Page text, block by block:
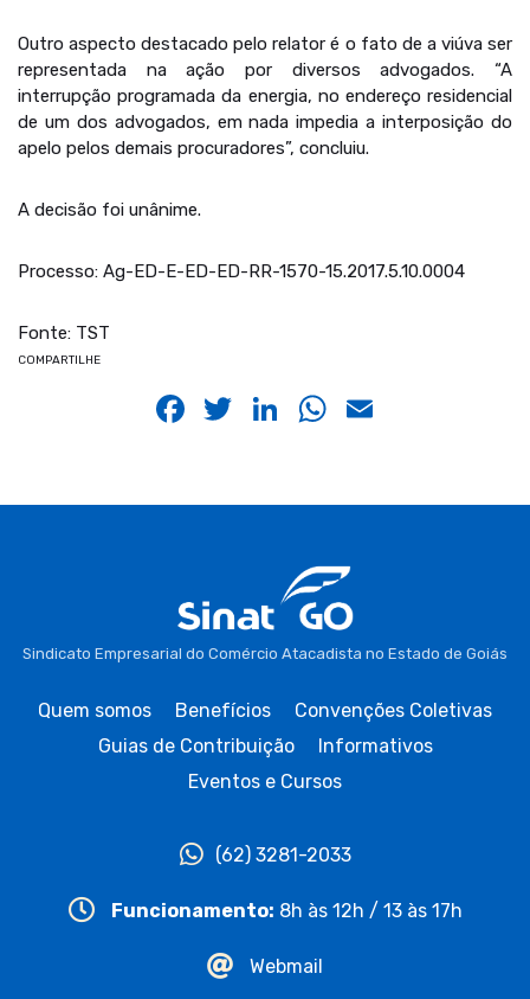
Outro aspecto destacado pelo relator é o fato de a viúva ser
representada na ação por diversos advogados. “A
interrupção programada da energia, no endereço residencial
de um dos advogados, em nada impedia a interposição do
apelo pelos demais procuradores”, concluiu.
A decisão foi unânime.
Processo: Ag-ED-E-ED-ED-RR-1570-15.2017.5.10.0004
Fonte: TST
COMPARTILHE
Facebook
Twitter
LinkedIn
WhatsApp
Sindicato Empresarial do Comércio Atacadista no Estado de Goiás
Quem somos Benefícios
Convenções Coletivas
Guias de Contribuição
Informativos
Eventos e Cursos
(62) 3281-2033
Funcionamento: 8h às 12h / 13 às 17h
Webmail